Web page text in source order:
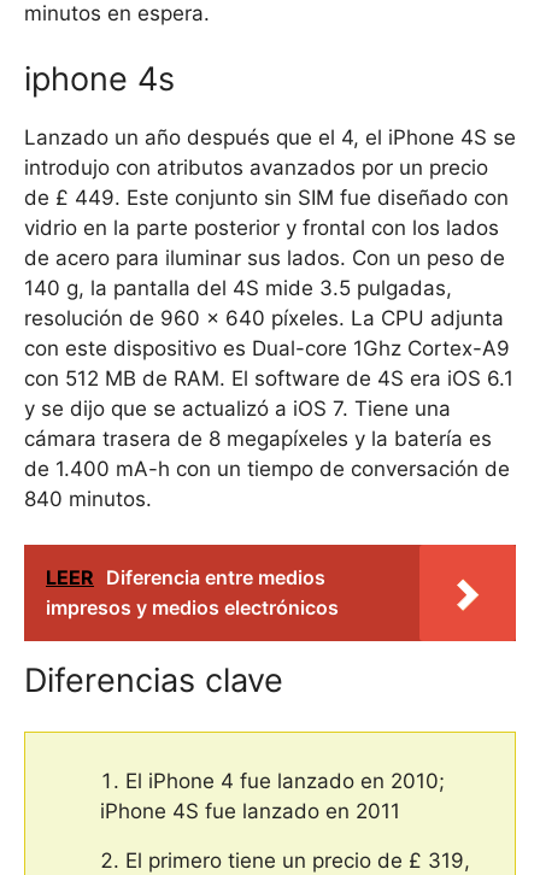
minutos en espera.
iphone 4s
Lanzado un año después que el 4, el iPhone 4S se
introdujo con atributos avanzados por un precio
de £ 449. Este conjunto sin SIM fue diseñado con
vidrio en la parte posterior y frontal con los lados
de acero para iluminar sus lados. Con un peso de
140 g, la pantalla del 4S mide 3.5 pulgadas,
resolución de 960 x 640 píxeles. La CPU adjunta
con este dispositivo es Dual-core 1Ghz Cortex-A9
con 512 MB de RAM. El software de 4S era iOS 6.1
y se dijo que se actualizó a iOS 7. Tiene una
cámara trasera de 8 megapíxeles y la batería es
de 1.400 mA-h con un tiempo de conversación de
840 minutos.
LEER Diferencia entre medios
impresos y medios electrónicos
Diferencias clave
El iPhone 4 fue lanzado en 2010;
iPhone 4S fue lanzado en 2011
El primero tiene un precio de £ 319,